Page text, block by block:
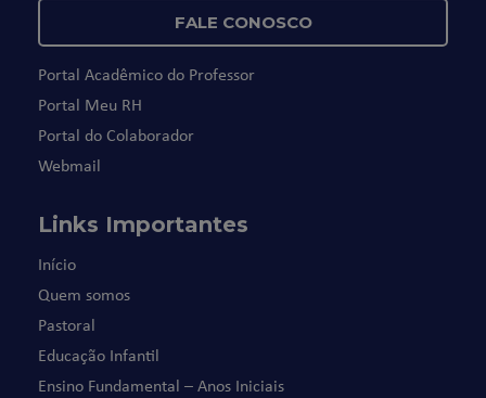
FALE CONOSCO
Portal Acadêmico do Professor
Portal Meu RH
Portal do Colaborador
Webmail
Links Importantes
Início
Quem somos
Pastoral
Educação Infantil
Ensino Fundamental – Anos Iniciais